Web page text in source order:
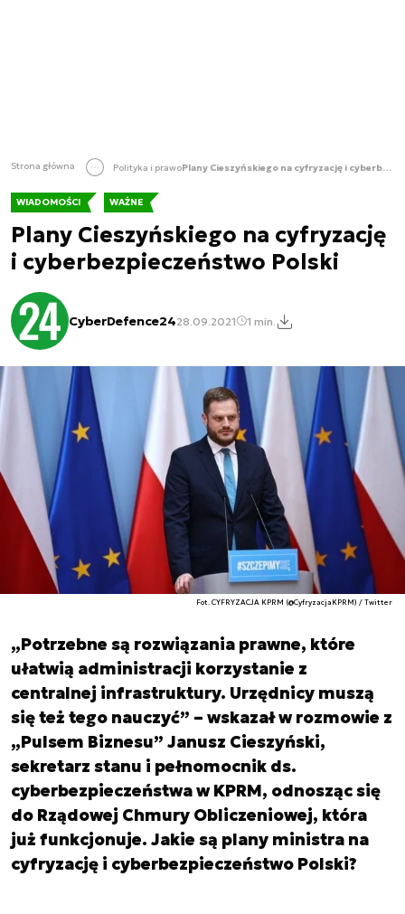
Strona główna Polityka i prawo Plany Cieszyńskiego na cyfryzację i cyberbezpieczeństwo Polski
WIADOMOŚCI WAŻNE
Plany Cieszyńskiego na cyfryzację
i cyberbezpieczeństwo Polski
CyberDefence2428.09.2021 1 min.
Fot. CYFRYZACJA KPRM (@CyfryzacjaKPRM) / Twitter
„Potrzebne są rozwiązania prawne, które
ułatwią administracji korzystanie z
centralnej infrastruktury. Urzędnicy muszą
się też tego nauczyć” – wskazał w rozmowie z
„Pulsem Biznesu” Janusz Cieszyński,
sekretarz stanu i pełnomocnik ds.
cyberbezpieczeństwa w KPRM, odnosząc się
do Rządowej Chmury Obliczeniowej, która
już funkcjonuje. Jakie są plany ministra na
cyfryzację i cyberbezpieczeństwo Polski?